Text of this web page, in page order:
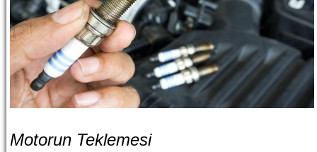
Motorun Teklemesi